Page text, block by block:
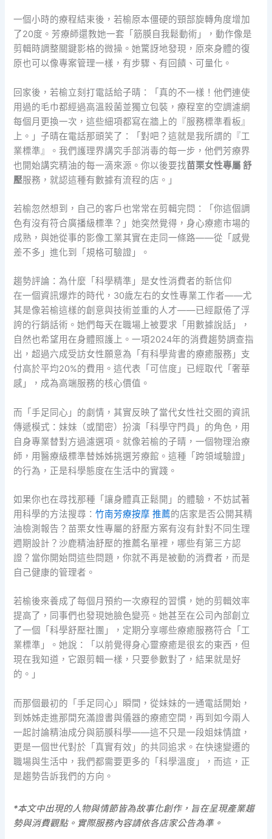
一個小時的療程結束後，若榆原本僵硬的頸部旋轉角度增加
了20度。芳療師還教她一套「筋膜自我鬆動術」，動作像是
剪輯時調整關鍵影格的微操。她驚訝地發現，原來身體的復
原也可以像專案管理一樣，有步驟、有回饋、可量化。
回家後，若榆立刻打電話給子晴：「真的不一樣！他們連使
用過的毛巾都經過高溫殺菌並獨立包裝，療程室的空調濾網
每個月更換一次，這些細項都寫在牆上的『服務標準看板』
上。」子晴在電話那頭笑了：「對吧？這就是我所謂的『工
業標準』。我們護理界講究手部消毒的每一步，他們芳療界
也開始講究精油的每一滴來源。你以後要找苗栗女性專屬 舒
壓服務，就認這種有數據有流程的店。」
若榆忽然想到，自己的客戶也常常在剪輯完問：「你這個調
色有沒有符合廣播級標準？」她突然覺得，身心療癒市場的
成熟，與她從事的影像工業其實在走同一條路——從「感覺
差不多」進化到「規格可驗證」。
趨勢評論：為什麼「科學精準」是女性消費者的新信仰
在一個資訊爆炸的時代，30歲左右的女性專業工作者——尤
其是像若榆這樣的創意與技術並重的人才——已經厭倦了浮
誇的行銷話術。她們每天在職場上被要求「用數據說話」，
自然也希望用在身體照護上。一項2024年的消費趨勢調查指
出，超過六成受訪女性願意為「有科學背書的療癒服務」支
付高於平均20%的費用。這代表「可信度」已經取代「奢華
感」，成為高端服務的核心價值。
而「手足同心」的劇情，其實反映了當代女性社交圈的資訊
傳遞模式：妹妹（或閨密）扮演「科學守門員」的角色，用
自身專業替對方過濾選項。就像若榆的子晴，一個物理治療
師，用醫療級標準替姊姊挑選芳療館。這種「跨領域驗證」
的行為，正是科學態度在生活中的實踐。
如果你也在尋找那種「讓身體真正鬆開」的體驗，不妨試著
用科學的方法搜尋：竹南芳療按摩 推薦的店家是否公開其精
油檢測報告？苗栗女性專屬的舒壓方案有沒有針對不同生理
週期設計？沙鹿精油舒壓的推薦名單裡，哪些有第三方認
證？當你開始問這些問題，你就不再是被動的消費者，而是
自己健康的管理者。
若榆後來養成了每個月預約一次療程的習慣，她的剪輯效率
提高了，同事們也發現她臉色變亮。她甚至在公司內部創立
了一個「科學舒壓社團」，定期分享哪些療癒服務符合「工
業標準」。她說：「以前覺得身心靈療癒是很玄的東西，但
現在我知道，它跟剪輯一樣，只要參數對了，結果就是好
的。」
而那個最初的「手足同心」瞬間，從妹妹的一通電話開始，
到姊姊走進那間充滿證書與儀器的療癒空間，再到如今兩人
一起討論精油成分與筋膜科學——這不只是一段姐妹情誼，
更是一個世代對於「真實有效」的共同追求。在快速變遷的
職場與生活中，我們都需要更多的「科學溫度」，而這，正
是趨勢告訴我們的方向。
*本文中出現的人物與情節皆為故事化創作，旨在呈現產業趨
勢與消費觀點。實際服務內容請依各店家公告為準。